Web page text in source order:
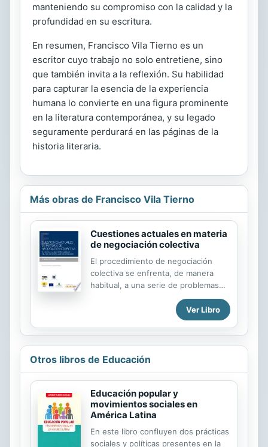
manteniendo su compromiso con la calidad y la
profundidad en su escritura.
En resumen, Francisco Vila Tierno es un
escritor cuyo trabajo no solo entretiene, sino
que también invita a la reflexión. Su habilidad
para capturar la esencia de la experiencia
humana lo convierte en una figura prominente
en la literatura contemporánea, y su legado
seguramente perdurará en las páginas de la
historia literaria.
Más obras de Francisco Vila Tierno
Cuestiones actuales en materia
de negociación colectiva
El procedimiento de negociación
colectiva se enfrenta, de manera
habitual, a una serie de problemas
que, desde su propio inicio, pone en
riesgo la posibilidad de alcanzar un
convenio colectivo estatutario
sentido, la acreditación de la
legitimación negocial -para la
o los problemas de concurrencia
pueden paralizar ab initio, el
desarrollo del proceso. Pero, es más,
pueden afectar, una vez negociado,
a la validez futura del mismo
convenio. En esta línea, es esencial,
Ver Libro
Otros libros de Educación
Educación popular y
movimientos sociales en
América Latina
En este libro confluyen dos prácticas
sociales y políticas presentes en la